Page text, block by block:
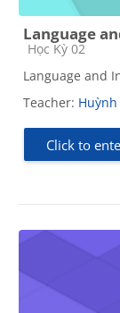
Language
Course category
Học Kỳ 02
Language and
Teacher: Huỳnh
Click to